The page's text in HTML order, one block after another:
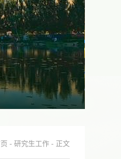
- 研究生工作 - 正文